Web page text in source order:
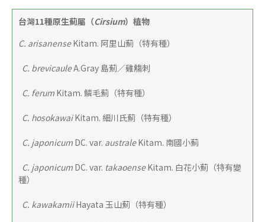
台灣11種原生薊屬（Cirsium）植物
C. arisanense Kitam. 阿里山薊（特有種）
C. brevicaule A.Gray 島薊／雞觴刺
C. ferum Kitam. 鱗毛薊（特有種）
C. hosokawai Kitam. 細川氏薊（特有種）
C. japonicum DC. var. australe Kitam. 南國小薊
C. japonicum DC. var. takaoense Kitam. 白花小薊（特有變
種）
C. kawakamii Hayata 玉山薊（特有種）